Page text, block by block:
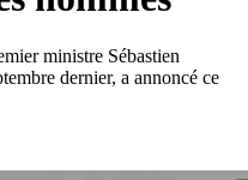
ministre Sébastien
dernier, a annoncé ce